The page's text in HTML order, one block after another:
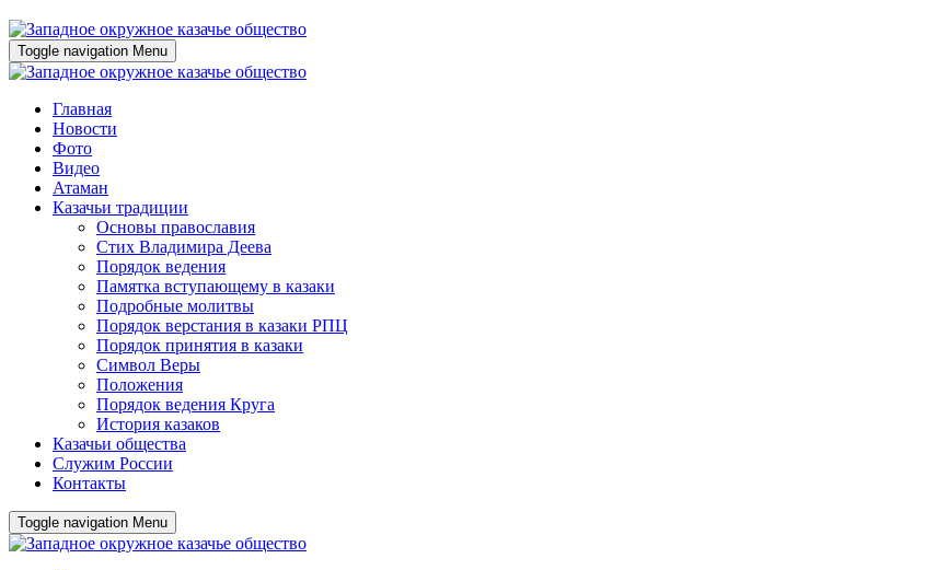
Toggle navigation Menu
Главная
Новости
Фото
Видео
Атаман
Казачьи традиции
Основы православия
Стих Владимира Деева
Порядок ведения
Памятка вступающему в казаки
Подробные молитвы
Порядок верстания в казаки РПЦ
Порядок принятия в казаки
Символ Веры
Положения
Порядок ведения Круга
История казаков
Казачьи общества
Служим России
Контакты
Toggle navigation Menu